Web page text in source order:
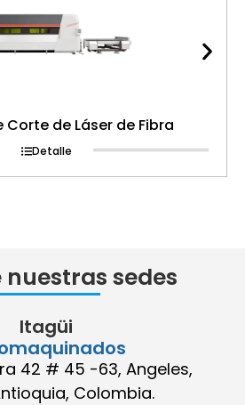
Corte de Láser de Fibra
Detalle
nuestras sedes
Itagüi
42 # 45 -63, Angeles,
Colombia.